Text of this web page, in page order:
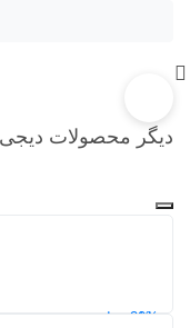
دیگر محصولات دیجی
20%
دانلود جامع‌ترین و